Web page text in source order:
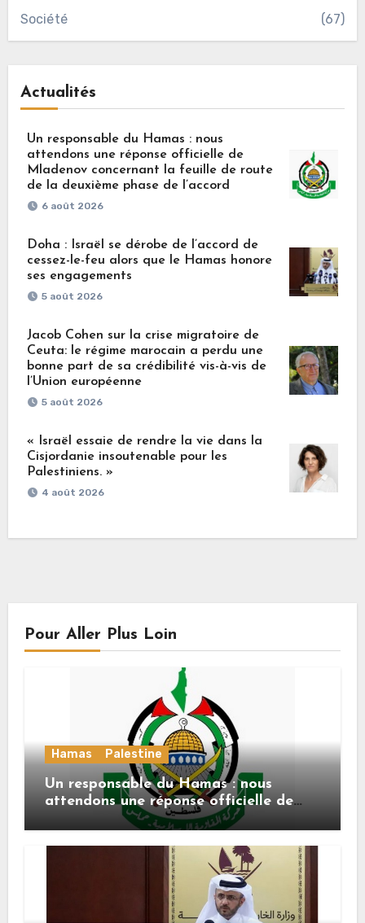
Société (67)
Actualités
Un responsable du Hamas : nous
attendons une réponse officielle de
Mladenov concernant la feuille de route
de la deuxième phase de l’accord
6 août 2026
Doha : Israël se dérobe de l’accord de
cessez-le-feu alors que le Hamas honore
ses engagements
5 août 2026
Jacob Cohen sur la crise migratoire de
Ceuta: le régime marocain a perdu une
bonne part de sa crédibilité vis-à-vis de
l’Union européenne
5 août 2026
« Israël essaie de rendre la vie dans la
Cisjordanie insoutenable pour les
Palestiniens. »
4 août 2026
Pour Aller Plus Loin
Hamas Palestine
Un responsable du Hamas : nous
attendons une réponse officielle de
Mladenov concernant la feuille de
route de la deuxième phase de l’accord